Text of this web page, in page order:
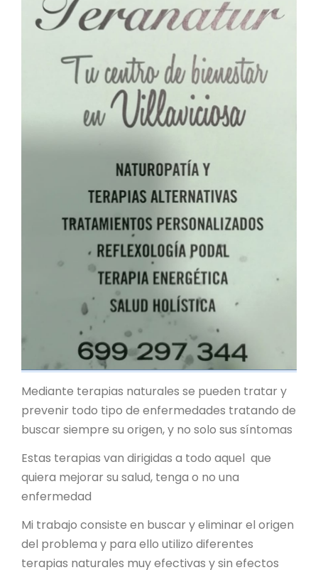
Mediante terapias naturales se pueden tratar y
prevenir todo tipo de enfermedades tratando de
buscar siempre su origen, y no solo sus síntomas
Estas terapias van dirigidas a todo aquel que
quiera mejorar su salud, tenga o no una
enfermedad
Mi trabajo consiste en buscar y eliminar el origen
del problema y para ello utilizo diferentes
terapias naturales muy efectivas y sin efectos